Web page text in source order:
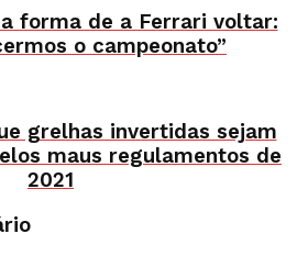
forma de a Ferrari voltar:
o campeonato”
grelhas invertidas sejam
maus regulamentos de
2021